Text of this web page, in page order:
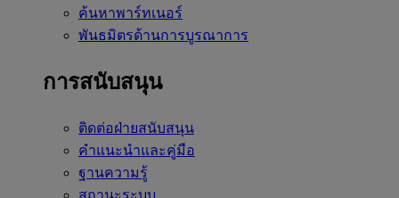
ค้นหาพาร์ทเนอร์
พันธมิตรด้านการบูรณาการ
การสนับสนุน
ติดต่อฝ่ายสนับสนุน
คำแนะนำและคู่มือ
ฐานความรู้